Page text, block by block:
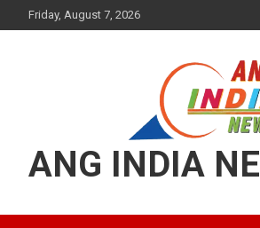
to
Friday, August 7, 2026
ANG INDIA